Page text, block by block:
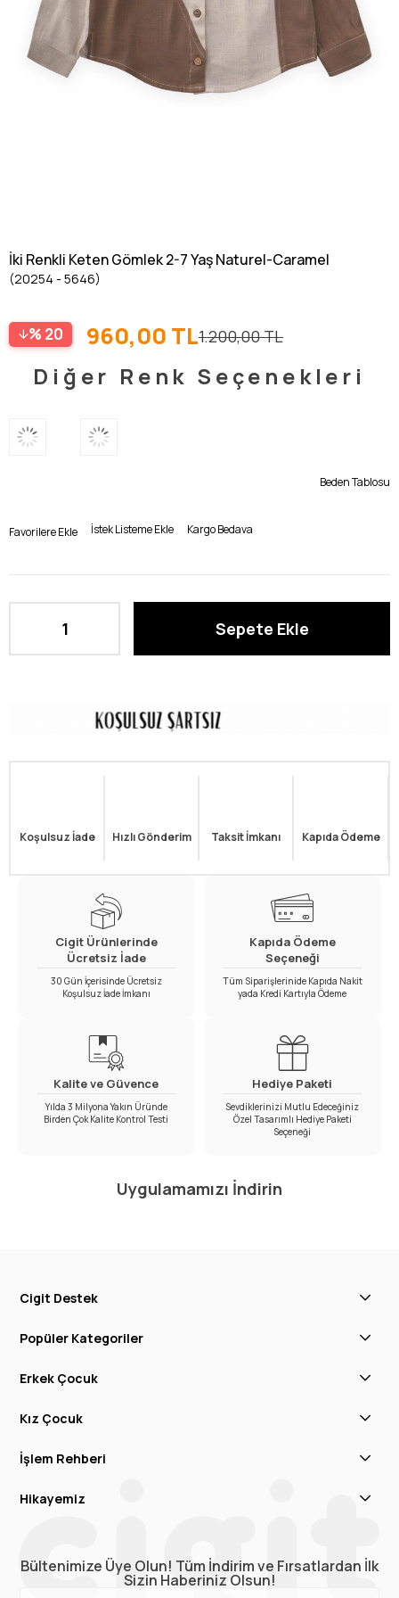
İki Renkli Keten Gömlek 2-7 Yaş Naturel-Caramel
(20254 - 5646)
20 1.200,00 TL
960,00 TL
Diğer Renk Seçenekleri
Beden Tablosu
Favorilere Ekle İstek Listeme Ekle Kargo Bedava
Koşulsuz İade Hızlı Gönderim Taksit İmkanı Kapıda Ödeme
Cigit Ürünlerinde
Ücretsiz İade
30 Gün İçerisinde Ücretsiz
Koşulsuz İade İmkanı
Kapıda Ödeme
Seçeneği
Tüm Siparişlerinide Kapıda Nakit
yada Kredi Kartıyla Ödeme
Kalite ve Güvence
Yılda 3 Milyona Yakın Üründe
Birden Çok Kalite Kontrol Testi
Hediye Paketi
Sevdiklerinizi Mutlu Edeceğiniz
Özel Tasarımlı Hediye Paketi
Seçeneği
Uygulamamızı İndirin
Cigit Destek
Popüler Kategoriler
Erkek Çocuk
Kız Çocuk
İşlem Rehberi
Hikayemiz
Bültenimize Üye Olun! Tüm İndirim ve Fırsatlardan İlk
Sizin Haberiniz Olsun!